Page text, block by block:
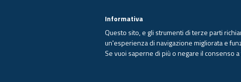
Informativa
Questo sito, e gli strumenti di terze parti
un'esperienza di navigazione migliorata e
Se vuoi saperne di più o negare il consenso